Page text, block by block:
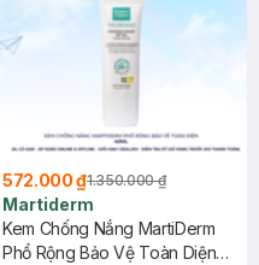
572.000 ₫1.350.000 ₫
Martiderm
Kem Chống Nắng MartiDerm
Phổ Rộng Bảo Vệ Toàn Diện